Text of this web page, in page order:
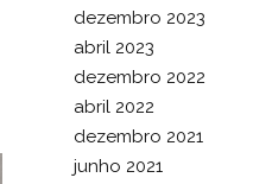
dezembro 2023
abril 2023
dezembro 2022
abril 2022
dezembro 2021
junho 2021